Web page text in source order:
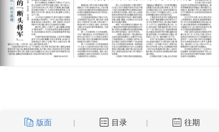
版面 | 目录 | 往期